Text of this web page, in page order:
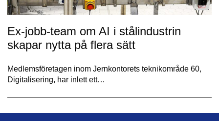
Ex-jobb-team om AI i stålindustrin
skapar nytta på flera sätt
Medlemsföretagen inom Jernkontorets teknikområde 60,
Digitalisering, har inlett ett…